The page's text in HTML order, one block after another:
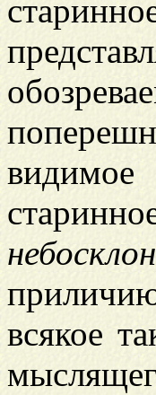
видимое
небосклон
всякое